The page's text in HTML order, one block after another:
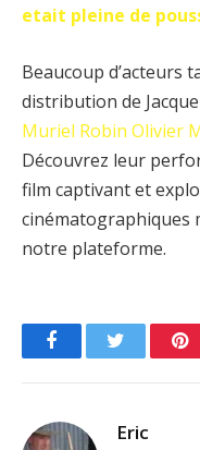
etait pleine de
Beaucoup d’acteurs
distribution de
Muriel Robin Olivier
Découvrez leur
film captivant et
cinématographiques
notre plateforme.
FacebookTwitter
Eric